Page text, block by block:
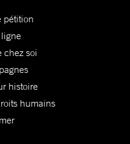
pétition
chez soi
histoire
humains